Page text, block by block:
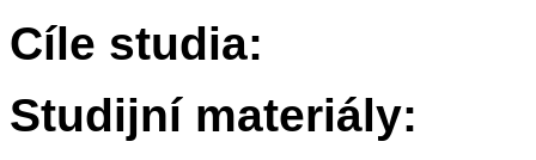
Cíle studia:
Studijní materiály: